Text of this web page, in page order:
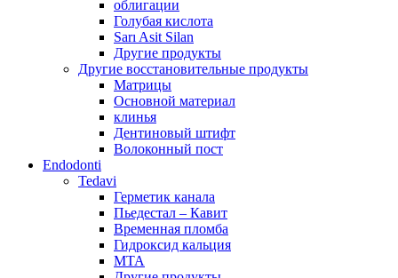
облигации
Голубая кислота
Sarı Asit Silan
Другие продукты
Другие восстановительные продукты
Матрицы
Основной материал
клинья
Дентиновый штифт
Волоконный пост
Endodonti
Tedavi
Герметик канала
Пьедестал – Кавит
Временная пломба
Гидроксид кальция
МТА